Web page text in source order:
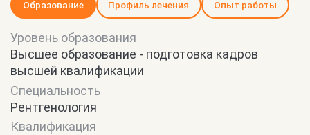
Образование Профиль лечения Опыт работы
Уровень образования
Высшее образование - подготовка кадров
высшей квалификации
Специальность
Рентгенология
Квалификация